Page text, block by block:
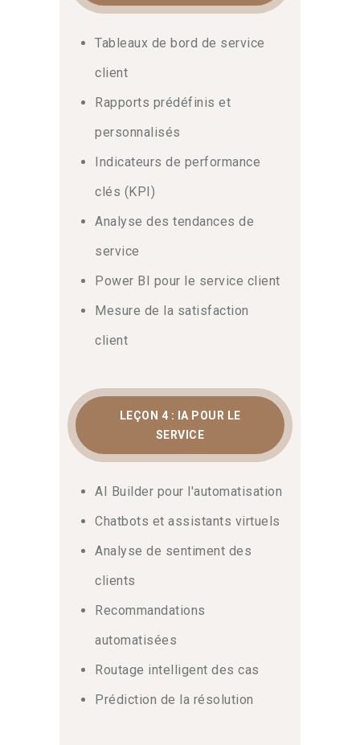
Tableaux de bord de service
client
Rapports prédéfinis et
personnalisés
Indicateurs de performance
clés (KPI)
Analyse des tendances de
service
Power BI pour le service client
Mesure de la satisfaction
client
LEÇON 4 : IA POUR LE
SERVICE
AI Builder pour l'automatisation
Chatbots et assistants virtuels
Analyse de sentiment des
clients
Recommandations
automatisées
Routage intelligent des cas
Prédiction de la résolution